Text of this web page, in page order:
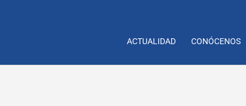
ACTUALIDAD CONÓCENOS